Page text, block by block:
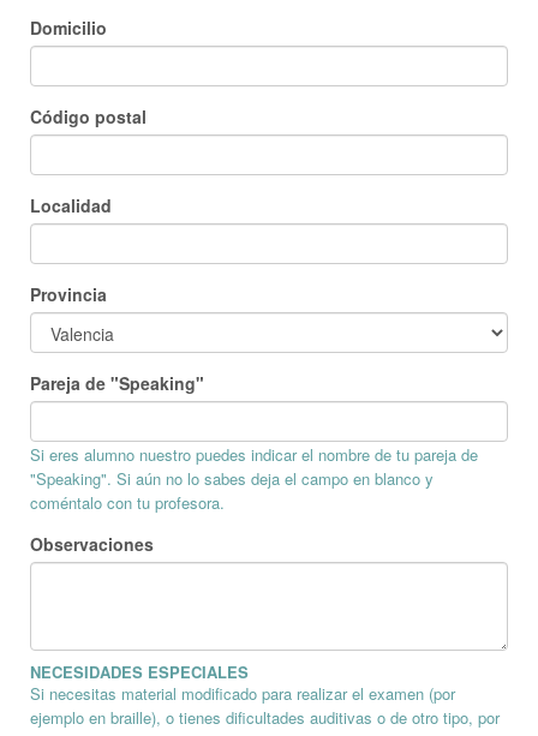
Domicilio
Código postal
Localidad
Provincia
Pareja de "Speaking"
Si eres alumno nuestro puedes indicar el nombre de tu pareja de
"Speaking". Si aún no lo sabes deja el campo en blanco y
coméntalo con tu profesora.
Observaciones
NECESIDADES ESPECIALES
Si necesitas material modificado para realizar el examen (por
ejemplo en braille), o tienes dificultades auditivas o de otro tipo, por